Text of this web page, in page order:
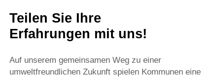
Teilen Sie Ihre
Erfahrungen mit uns!
Auf unserem gemeinsamen Weg zu einer
umweltfreundlichen Zukunft spielen Kommunen eine